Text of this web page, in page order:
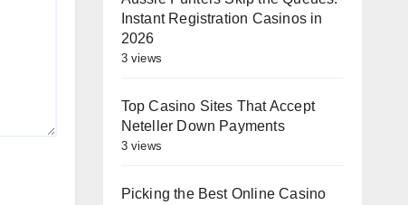
Instant Registration Casinos in
2026
3 views
Top Casino Sites That Accept
Neteller Down Payments
3 views
Picking the Best Online Casino